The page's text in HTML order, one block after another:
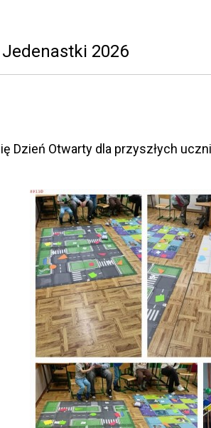
2026
Dzień Otwarty dla przyszłych